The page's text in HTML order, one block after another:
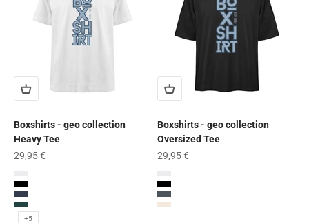
Boxshirts - geo collection
Heavy Tee
Angebot
29,95 €
White
Schwarz
French Navy
Glazed Green
+5
Boxshirts - geo collection
Oversized Tee
Angebot
29,95 €
White
Schwarz
India Ink Grey